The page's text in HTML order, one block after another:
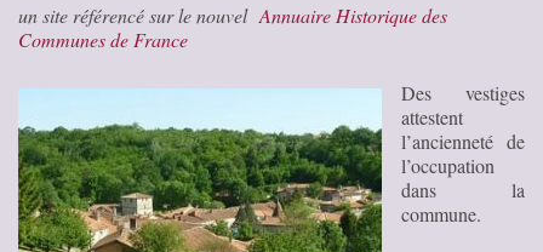
un site référencé sur le nouvel Annuaire Historique des
Communes de France
Des vestiges
attestent
l’ancienneté de
l’occupation
dans la
commune.